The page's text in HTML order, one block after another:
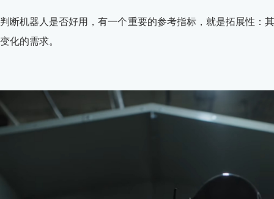
判断机器人是否好用，有一个重要的参考指标，就是拓展性：
变化的需求。